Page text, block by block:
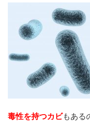
毒性を持つカビもある